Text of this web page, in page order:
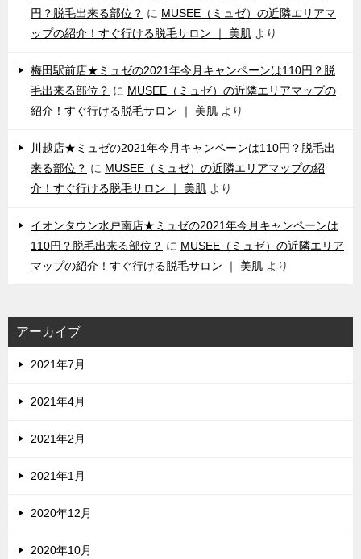
円？脱毛出来る部位？ に MUSEE（ミュゼ）の近隣エリアマ
ップの紹介！すぐ行ける脱毛サロン ｜ 美肌 より
梅田駅前店★ミュゼの2021年今月キャンペーンは110円？脱
毛出来る部位？ に MUSEE（ミュゼ）の近隣エリアマップの
紹介！すぐ行ける脱毛サロン ｜ 美肌 より
川越店★ミュゼの2021年今月キャンペーンは110円？脱毛出
来る部位？ に MUSEE（ミュゼ）の近隣エリアマップの紹
介！すぐ行ける脱毛サロン ｜ 美肌 より
イオンタウン水戸南店★ミュゼの2021年今月キャンペーンは
110円？脱毛出来る部位？ に MUSEE（ミュゼ）の近隣エリア
マップの紹介！すぐ行ける脱毛サロン ｜ 美肌 より
アーカイブ
2021年7月
2021年4月
2021年2月
2021年1月
2020年12月
2020年10月